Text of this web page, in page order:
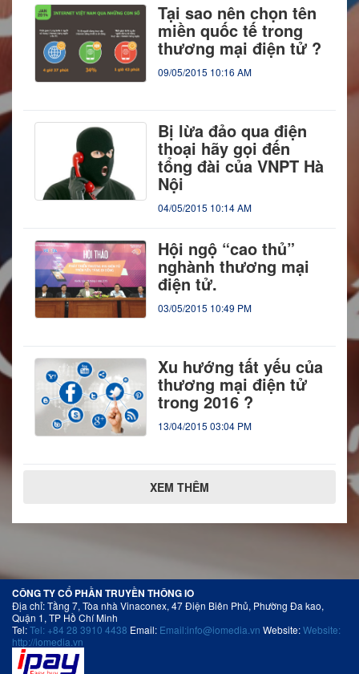
Tại sao nên chọn tên
miền quốc tế trong
thương mại điện tử ?
09/05/2015 10:16 AM
Bị lừa đảo qua điện
thoại hãy gọi đến
tổng đài của VNPT Hà
Nội
04/05/2015 10:14 AM
Hội ngộ “cao thủ”
nghành thương mại
điện tử.
03/05/2015 10:49 PM
Xu hướng tất yếu của
thương mại điện tử
trong 2016 ?
13/04/2015 03:04 PM
XEM THÊM
CÔNG TY CỔ PHẦN TRUYỀN THÔNG IO
Địa chỉ: Tầng 7, Tòa nhà Vinaconex, 47 Điện Biên Phủ, Phường Đa kao,
Quận 1, TP Hồ Chí Minh
Tel:Tel: +84 28 3910 4438 Email: Email:info@iomedia.vn Website:Website:
http://iomedia.vn